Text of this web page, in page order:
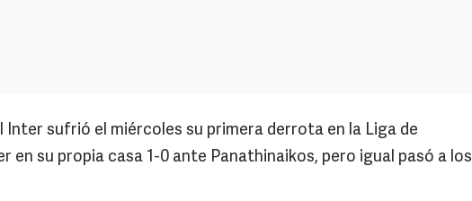
Inter sufrió el miércoles su primera derrota en la Liga de
en su propia casa 1-0 ante Panathinaikos, pero igual pasó a los